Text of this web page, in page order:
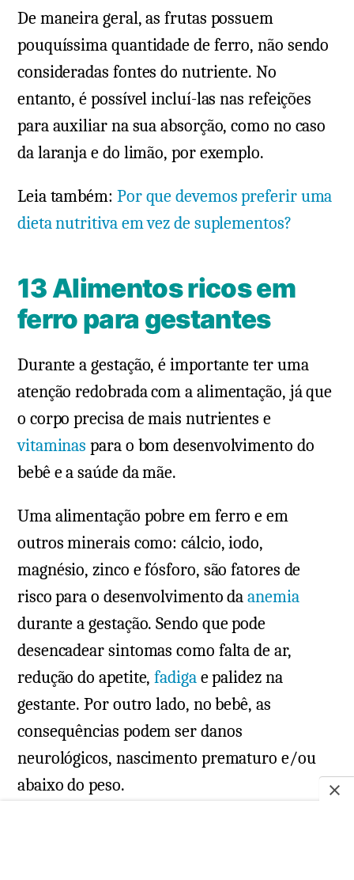
De maneira geral, as frutas possuem
pouquíssima quantidade de ferro, não sendo
consideradas fontes do nutriente. No
entanto, é possível incluí-las nas refeições
para auxiliar na sua absorção, como no caso
da laranja e do limão, por exemplo.
Leia também: Por que devemos preferir uma
dieta nutritiva em vez de suplementos?
13 Alimentos ricos em
ferro para gestantes
Durante a gestação, é importante ter uma
atenção redobrada com a alimentação, já que
o corpo precisa de mais nutrientes e
vitaminas para o bom desenvolvimento do
bebê e a saúde da mãe.
Uma alimentação pobre em ferro e em
outros minerais como: cálcio, iodo,
magnésio, zinco e fósforo, são fatores de
risco para o desenvolvimento daanemia
durante a gestação. Sendo que pode
desencadear sintomas como falta de ar,
redução do apetite,fadigae palidez na
gestante. Por outro lado, no bebê, as
consequências podem ser danos
neurológicos, nascimento prematuro e/ou
abaixo do peso.